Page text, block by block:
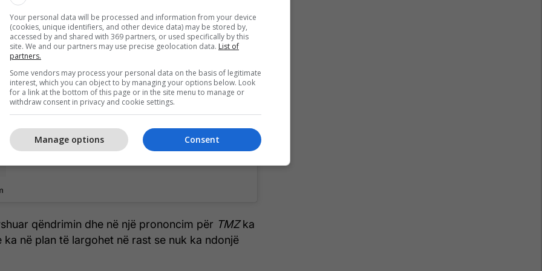
të shfaqin pak dashuri për femrën në
Ose ndoshta do të më duhet t’i them lamtumirë
shumë”, kishte shkruar asokohe në Instagram.
qëndrimin dhe në një prononcim për TMZka
ka në plan të largohet në rast se nuk ka ndonjë
Your personal data will be processed and information from your device
(cookies, unique identifiers, and other device data) may be stored by,
accessed by and shared with 369 partners, or used specifically by this
site. We and our partners may use precise geolocation data. List of
partners.
Some vendors may process your personal data on the basis of legitimate
interest, which you can object to by managing your options below. Look
for a link at the bottom of this page or in the site menu to manage or
withdraw consent in privacy and cookie settings.
Consent
Manage options